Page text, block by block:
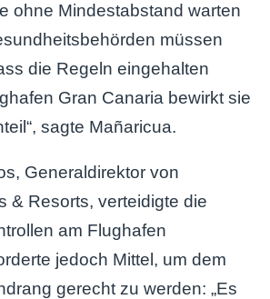
ohne Mindestabstand warten
müssen
die Regeln eingehalten
Gran Canaria bewirkt sie
sagte Mañaricua.
Generaldirektor von
& Resorts, verteidigte die
am Flughafen
jedoch Mittel, um dem
gerecht zu werden: „Es